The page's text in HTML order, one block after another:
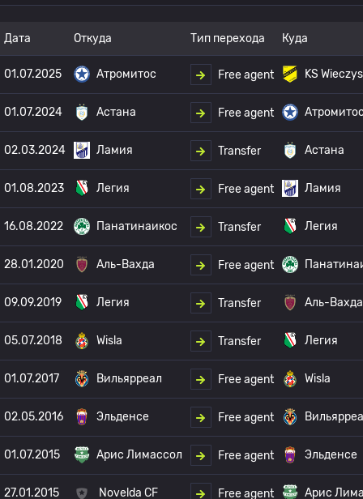
Дата Откуда Тип перехода Куда
01.07.2025 Атромитос Free agent KS
01.07.2024 Астана Free agent
02.03.2024 Ламия Transfer Астана
01.08.2023 Легия Free agent Ламия
16.08.2022 Панатинаикос Transfer Легия
28.01.2020 Аль-Вахда Free agent
09.09.2019 Легия Transfer Аль-Вахда
05.07.2018 Wisla Transfer Легия
01.07.2017 Вильярреал Free agent Wisla
02.05.2016 Эльденсе Free agent
01.07.2015 Арис Лимассол Free agent Эльденсе
27.01.2015 Novelda CF Free agent Арис